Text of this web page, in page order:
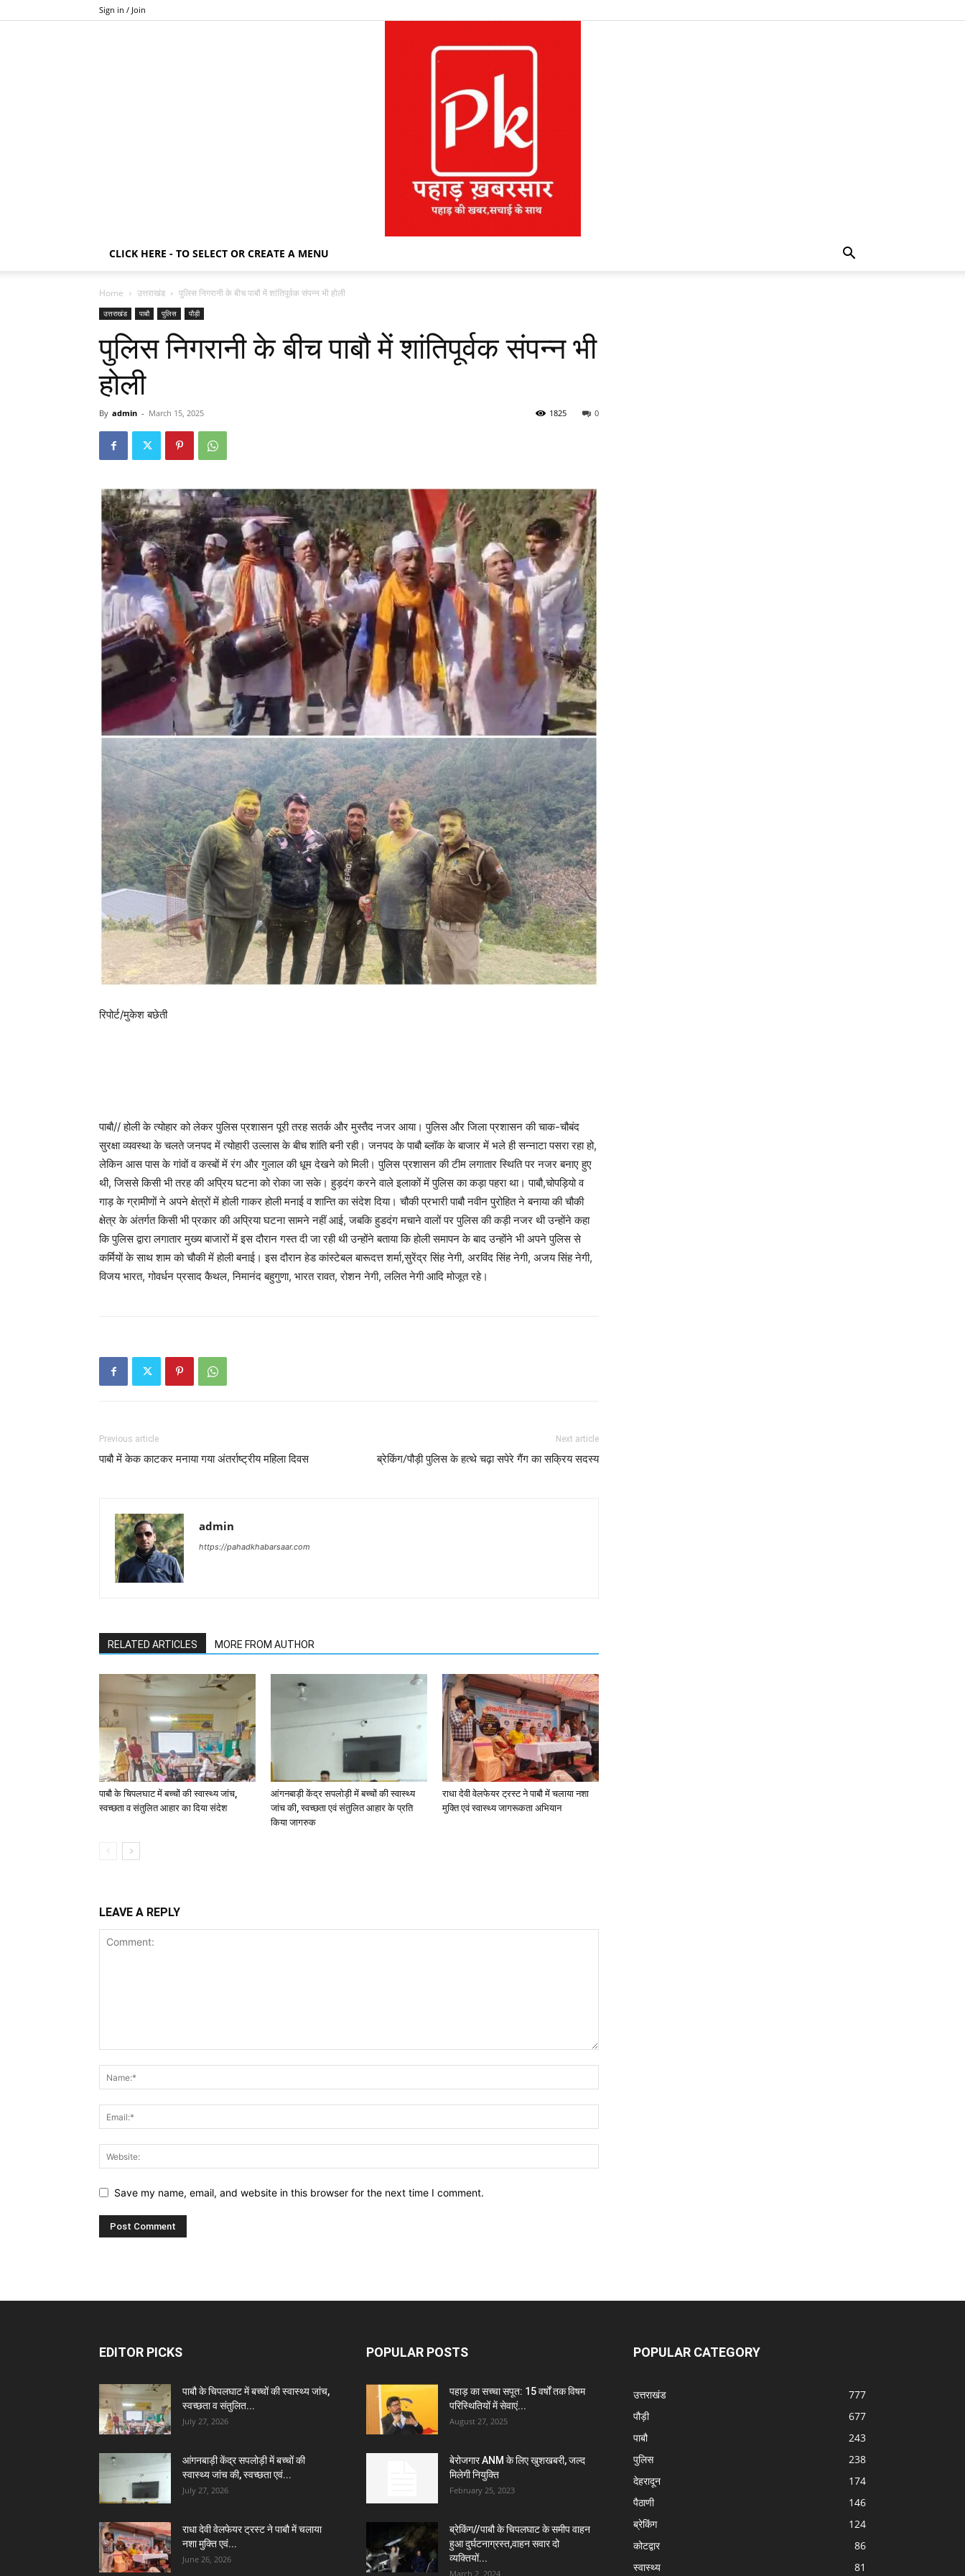
Sign in / Join
CLICK HERE - TO SELECT OR CREATE A MENU
Home उत्तराखंड पुलिस निगरानी के बीच पाबौ में शांतिपूर्वक संपन्न भी होली
उत्तराखंड पाबौ पुलिस पौड़ी
पुलिस निगरानी के बीच पाबौ में शांतिपूर्वक संपन्न भी
होली
By admin - March 15, 2025 0
1825
रिपोर्ट/मुकेश बछेती
पाबौ// होली के त्योहार को लेकर पुलिस प्रशासन पूरी तरह सतर्क और मुस्तैद नजर आया। पुलिस और जिला प्रशासन की चाक-चौबंद
सुरक्षा व्यवस्था के चलते जनपद में त्योहारी उल्लास के बीच शांति बनी रही। जनपद के पाबौ ब्लॉक के बाजार में भले ही सन्नाटा पसरा रहा हो,
लेकिन आस पास के गांवों व कस्बों में रंग और गुलाल की धूम देखने को मिली। पुलिस प्रशासन की टीम लगातार स्थिति पर नजर बनाए हुए
थी, जिससे किसी भी तरह की अप्रिय घटना को रोका जा सके। हुड़दंग करने वाले इलाकों में पुलिस का कड़ा पहरा था। पाबौ,चोपड़ियो व
गाड़ के ग्रामीणों ने अपने क्षेत्रों में होली गाकर होली मनाई व शान्ति का संदेश दिया। चौकी प्रभारी पाबौ नवीन पुरोहित ने बनाया की चौकी
क्षेत्र के अंतर्गत किसी भी प्रकार की अप्रिया घटना सामने नहीं आई, जबकि हुडदंग मचाने वालों पर पुलिस की कड़ी नजर थी उन्होंने कहा
कि पुलिस द्वारा लगातार मुख्य बाजारों में इस दौरान गस्त दी जा रही थी उन्होंने बताया कि होली समापन के बाद उन्होंने भी अपने पुलिस से
कर्मियों के साथ शाम को चौकी में होली बनाई। इस दौरान हेड कांस्टेबल बारूदत्त शर्मा,सुरेंद्र सिंह नेगी, अरविंद सिंह नेगी, अजय सिंह नेगी,
विजय भारत, गोवर्धन प्रसाद कैथल, निमानंद बहुगुणा, भारत रावत, रोशन नेगी, ललित नेगी आदि मोजूत रहे।
Previous article
पाबौ में केक काटकर मनाया गया अंतर्राष्ट्रीय महिला दिवस
Next article
ब्रेकिंग/पौड़ी पुलिस के हत्थे चढ़ा सपेरे गैंग का सक्रिय सदस्य
admin
https://pahadkhabarsaar.com
RELATED ARTICLES MORE FROM AUTHOR
पाबौ के चिपलघाट में बच्चों की स्वास्थ्य जांच,
स्वच्छता व संतुलित आहार का दिया संदेश
आंगनबाड़ी केंद्र सपलोड़ी में बच्चों की स्वास्थ्य
जांच की, स्वच्छता एवं संतुलित आहार के प्रति
किया जागरुक
राधा देवी वेलफेयर ट्रस्ट ने पाबौ में चलाया नशा
मुक्ति एवं स्वास्थ्य जागरूकता अभियान
LEAVE A REPLY
Save my name, email, and website in this browser for the next time I comment.
EDITOR PICKS
पाबौ के चिपलघाट में बच्चों की स्वास्थ्य जांच,
स्वच्छता व संतुलित...
July 27, 2026
आंगनबाड़ी केंद्र सपलोड़ी में बच्चों की
स्वास्थ्य जांच की, स्वच्छता एवं...
July 27, 2026
राधा देवी वेलफेयर ट्रस्ट ने पाबौ में चलाया
नशा मुक्ति एवं...
June 26, 2026
POPULAR POSTS
पहाड़ का सच्चा सपूत: 15 वर्षों तक विषम
परिस्थितियों में सेवाएं...
August 27, 2025
बेरोजगार ANM के लिए खुशखबरी, जल्द
मिलेगी नियुक्ति
February 25, 2023
ब्रेकिंग//पाबौ के चिपलघाट के समीप वाहन
हुआ दुर्घटनाग्रस्त,वाहन सवार दो
व्यक्तियों...
March 2, 2024
POPULAR CATEGORY
उत्तराखंड
777
पौड़ी
677
पाबौ
243
पुलिस
238
देहरादून
174
पैठाणी
146
ब्रेकिंग
124
कोटद्वार
86
स्वास्थ्य
81